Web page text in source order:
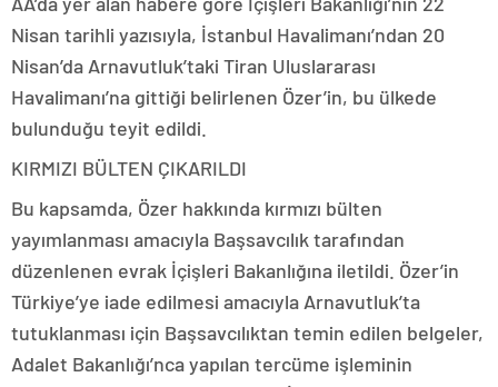
Nisan tarihli yazısıyla, İstanbul Havalimanı’ndan 20
Nisan’da Arnavutluk’taki Tiran Uluslararası
Havalimanı’na gittiği belirlenen Özer’in, bu ülkede
bulunduğu teyit edildi.
KIRMIZI BÜLTEN ÇIKARILDI
Bu kapsamda, Özer hakkında kırmızı bülten
yayımlanması amacıyla Başsavcılık tarafından
düzenlenen evrak İçişleri Bakanlığına iletildi. Özer’in
Türkiye’ye iade edilmesi amacıyla Arnavutluk’ta
tutuklanması için Başsavcılıktan temin edilen belgeler,
Adalet Bakanlığı’nca yapılan tercüme işleminin